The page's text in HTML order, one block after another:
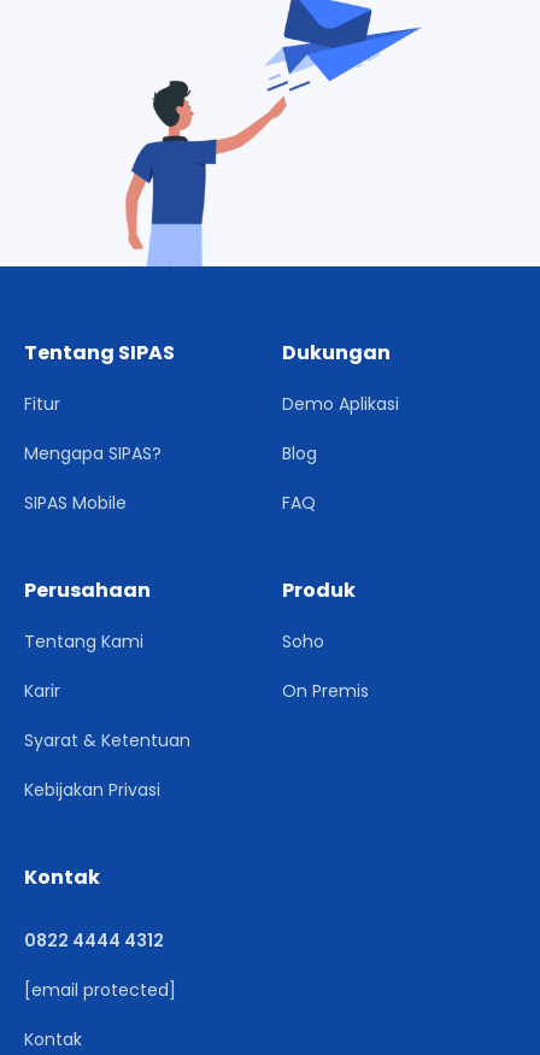
Tentang SIPAS
Fitur
Mengapa SIPAS?
SIPAS Mobile
Dukungan
Demo Aplikasi
Blog
FAQ
Perusahaan
Tentang Kami
Karir
Syarat & Ketentuan
Kebijakan Privasi
Produk
Soho
On Premis
Kontak
0822 4444 4312
[email protected]
Kontak